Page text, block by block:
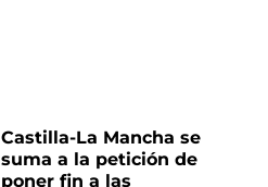
Castilla-La Mancha se
suma a la petición de
poner fin a las